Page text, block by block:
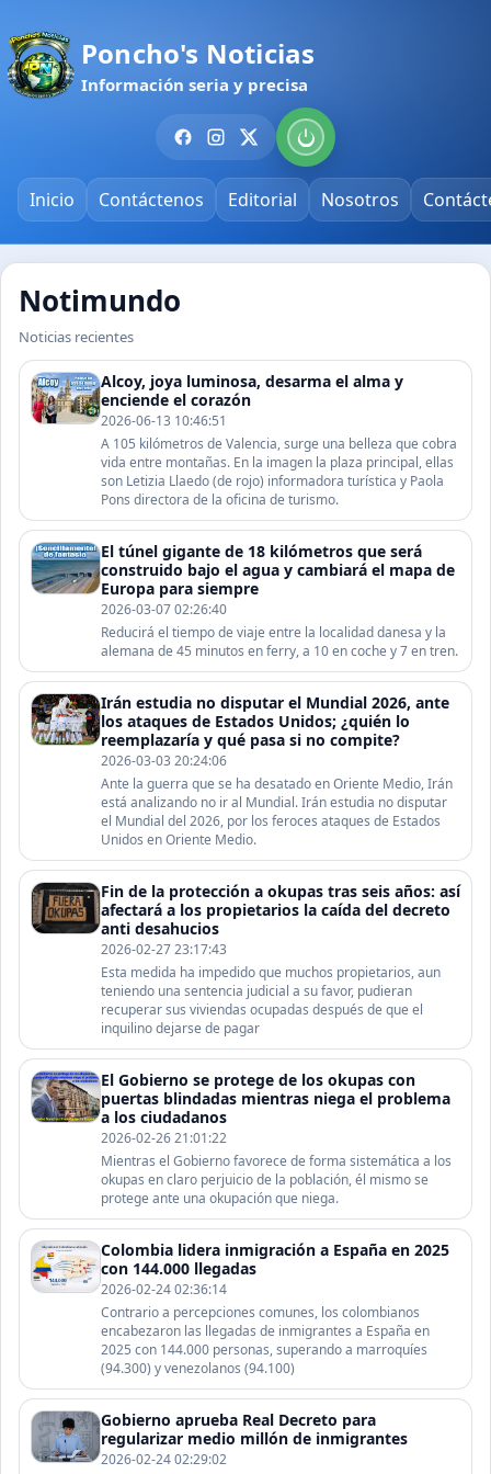
Poncho's Noticias
Información seria y precisa
Inicio Contáctenos Editorial Nosotros
Notimundo
Noticias recientes
Alcoy, joya luminosa, desarma el alma y
enciende el corazón
2026-06-13 10:46:51
A 105 kilómetros de Valencia, surge una belleza que cobra
vida entre montañas. En la imagen la plaza principal, ellas
son Letizia Llaedo (de rojo) informadora turística y Paola
Pons directora de la oficina de turismo.
El túnel gigante de 18 kilómetros que será
construido bajo el agua y cambiará el mapa de
Europa para siempre
2026-03-07 02:26:40
Reducirá el tiempo de viaje entre la localidad danesa y la
alemana de 45 minutos en ferry, a 10 en coche y 7 en tren.
Irán estudia no disputar el Mundial 2026, ante
los ataques de Estados Unidos; ¿quién lo
reemplazaría y qué pasa si no compite?
2026-03-03 20:24:06
Ante la guerra que se ha desatado en Oriente Medio, Irán
está analizando no ir al Mundial. Irán estudia no disputar
el Mundial del 2026, por los feroces ataques de Estados
Unidos en Oriente Medio.
Fin de la protección a okupas tras seis años: así
afectará a los propietarios la caída del decreto
anti desahucios
2026-02-27 23:17:43
Esta medida ha impedido que muchos propietarios, aun
teniendo una sentencia judicial a su favor, pudieran
recuperar sus viviendas ocupadas después de que el
inquilino dejarse de pagar
El Gobierno se protege de los okupas con
puertas blindadas mientras niega el problema
a los ciudadanos
2026-02-26 21:01:22
Mientras el Gobierno favorece de forma sistemática a los
okupas en claro perjuicio de la población, él mismo se
protege ante una okupación que niega.
Colombia lidera inmigración a España en 2025
con 144.000 llegadas
2026-02-24 02:36:14
Contrario a percepciones comunes, los colombianos
encabezaron las llegadas de inmigrantes a España en
2025 con 144.000 personas, superando a marroquíes
(94.300) y venezolanos (94.100)
Gobierno aprueba Real Decreto para
regularizar medio millón de inmigrantes
2026-02-24 02:29:02